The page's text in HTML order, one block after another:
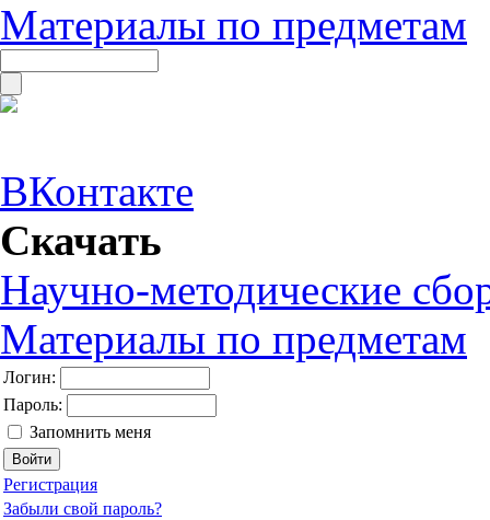
Материалы по предметам
ВКонтакте
Скачать
Научно-методические
Материалы по предметам
Логин:
Пароль:
Запомнить меня
Регистрация
Забыли свой пароль?